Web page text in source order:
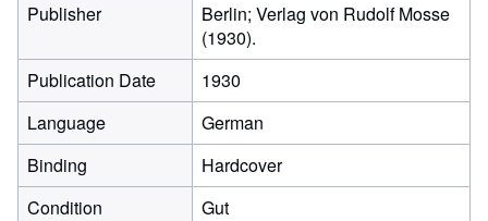
Publisher
Berlin; Verlag von Rudolf Mosse
(1930).
Publication Date
1930
Language
German
Binding
Hardcover
Condition
Gut